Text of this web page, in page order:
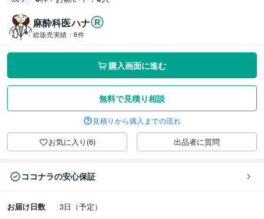
麻酔科医ハナ
総販売実績： 8件
購入画面に進む
無料で見積り相談
見積りから購入までの流れ
お気に入り(6) 出品者に質問
ココナラの安心保証
お届け日数
3日（予定）